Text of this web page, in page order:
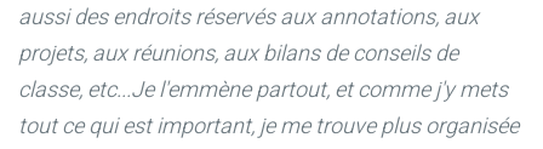
aussi des endroits réservés aux annotations, aux
projets, aux réunions, aux bilans de conseils de
classe, etc...Je l'emmène partout, et comme j'y mets
tout ce qui est important, je me trouve plus organisée